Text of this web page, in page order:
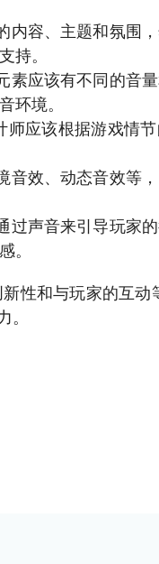
内容、主题和氛围
持。
应该有不同的音
环境。
师应该根据游戏情
音效、动态音效等
过声音来引导玩家
。
性和与玩家的互